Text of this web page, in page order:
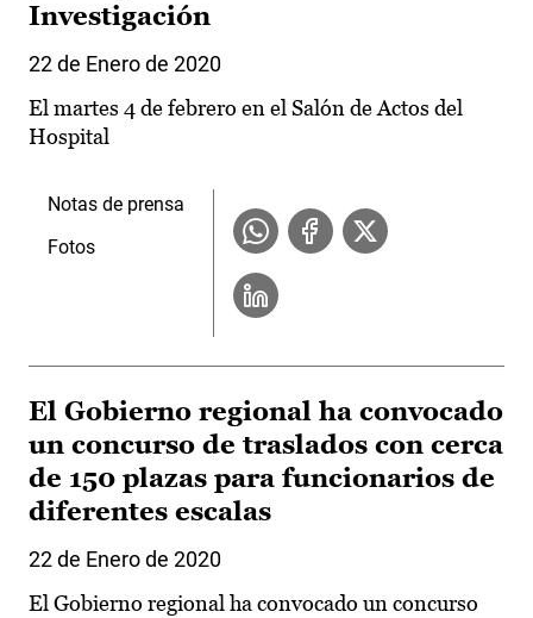
Investigación
22 de Enero de 2020
El martes 4 de febrero en el Salón de Actos del
Hospital
Notas de prensa
Fotos
El Gobierno regional ha convocado
un concurso de traslados con cerca
de 150 plazas para funcionarios de
diferentes escalas
22 de Enero de 2020
El Gobierno regional ha convocado un concurso